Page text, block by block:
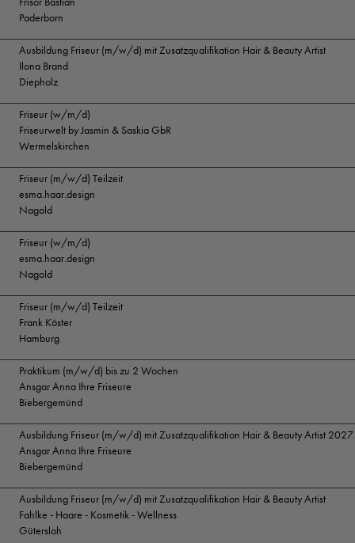
Paderborn
Ausbildung Friseur (m/w/d) mit Zusatzqualifikation Hair & Beauty Artist
Ilona Brand
Diepholz
Friseur (w/m/d)
Friseurwelt by Jasmin & Saskia GbR
Wermelskirchen
Friseur (m/w/d) Teilzeit
esma.haar.design
Nagold
Friseur (w/m/d)
esma.haar.design
Nagold
Friseur (m/w/d) Teilzeit
Frank Köster
Hamburg
Praktikum (m/w/d) bis zu 2 Wochen
Ansgar Anna Ihre Friseure
Biebergemünd
Ausbildung Friseur (m/w/d) mit Zusatzqualifikation Hair & Beauty Artist 2027
Ansgar Anna Ihre Friseure
Biebergemünd
Ausbildung Friseur (m/w/d) mit Zusatzqualifikation Hair & Beauty Artist
Fahlke - Haare - Kosmetik - Wellness
Gütersloh